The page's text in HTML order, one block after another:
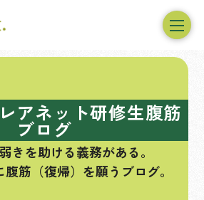
アネット研修生腹筋
ブログ
きを助ける義務がある。
筋（復帰）を願うブログ。